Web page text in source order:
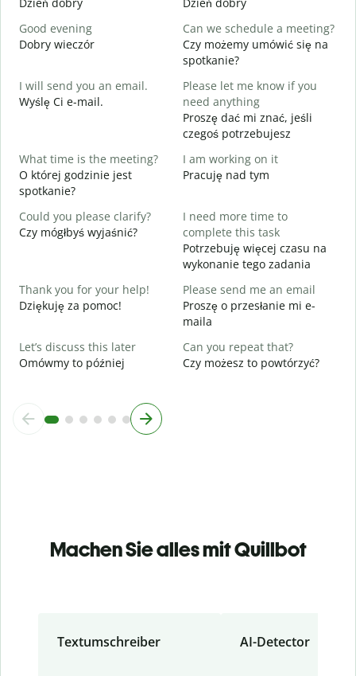
Good evening
Dobry wieczór
Can we schedule a meeting?
Czy możemy umówić się na
spotkanie?
I will send you an email.
Wyślę Ci e-mail.
Please let me know if you
need anything
Proszę dać mi znać, jeśli
czegoś potrzebujesz
What time is the meeting?
O której godzinie jest
spotkanie?
I am working on it
Pracuję nad tym
Could you please clarify?
Czy mógłbyś wyjaśnić?
I need more time to
complete this task
Potrzebuję więcej czasu na
wykonanie tego zadania
Thank you for your help!
Dziękuję za pomoc!
Please send me an email
Proszę o przesłanie mi e-
maila
Let’s discuss this later
Omówmy to później
Can you repeat that?
Czy możesz to powtórzyć?
Machen Sie alles mit Quillbot
Textumschreiber AI-Detector